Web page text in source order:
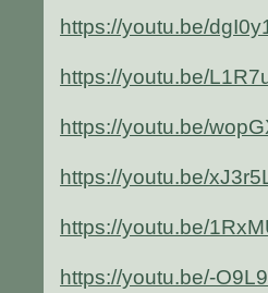
https://youtu.be/
https://youtu.be/
https://youtu.be/
https://youtu.be/
https://youtu.be/
https://youtu.be/-